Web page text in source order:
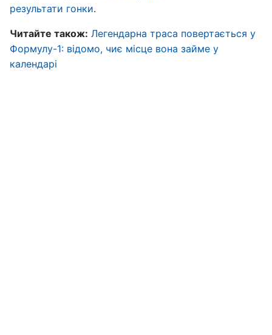
результати гонки.
Читайте також: Легендарна траса повертається у
Формулу-1: відомо, чиє місце вона займе у
календарі